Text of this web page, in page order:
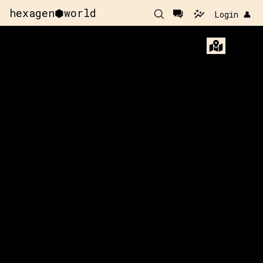
hexagen⬢world Login 👤